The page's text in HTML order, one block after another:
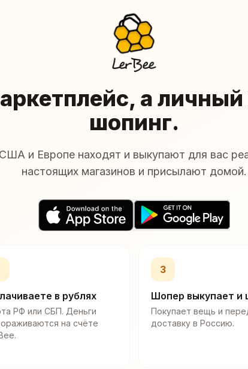
а
шопинг.
и Европе находят и выкупают для вас
настоящих магазинов и присылают домой.
в рублях
РФ или СБП. Деньги
на счёте
3
Шопер выкупает и
Покупает вещь и
доставку в Россию.